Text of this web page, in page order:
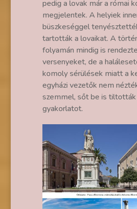
pedig a lovak már a római
megjelentek. A helyiek
büszkeséggel
tartották a lovaikat. A
folyamán mindig is
versenyeket, de a
komoly sérülések miatt a
egyházi vezetők nem
szemmel, sőt be is tiltották
gyakorlatot.